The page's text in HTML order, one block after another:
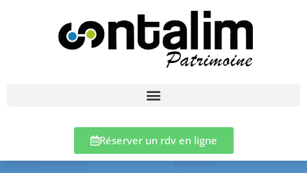
Réserver un rdv en ligne